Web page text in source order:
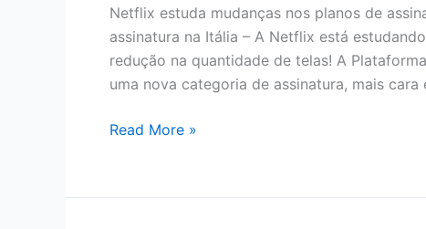
Netflix estuda mudanças nos planos de
assinatura na Itália – A Netflix está
redução na quantidade de telas! A
uma nova categoria de assinatura, mais
REAJUSTE
NO
Read More »